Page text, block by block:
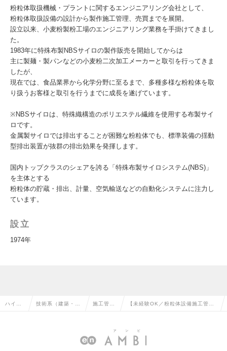
粉粒体取扱機械・プラントに関するエンジニアリング会社として、
粉粒体取扱設備の設計から製作施工管理、売買までを展開。
設立以来、小麦粉製粉工場のエンジニアリング業務を手掛けてきまし
た。
1983年に特殊布製NBSサイロの製作販売を開始してからは
主に製麺・製パンなどの小麦粉二次加工メーカーと取引を行ってきま
したが、
現在では、食品業界から化学分野に至るまで、多種多様な粉粒体を取
り扱うお客様と取引を行うまでに成長を遂げています。
※NBSサイロは、特殊織構造のポリエステル繊維を使用する布製サイ
ロです。
金属製サイロでは排出することが困難な粉粒体でも、標準装備の揺動
型排出装置が抜群の排出効果を発揮します。
国内トップクラスのシェアを誇る「特殊布製サイロシステム(NBS)」
を主体とする
粉粒体の貯蔵・排出、計量、空気輸送などの自動化システムに注力し
ています。
設立
1974年
ハイク 技術系（建築・設 施工管理
の転職
【未経験OK／粉粒体設備施工管
品製造設備の求人情報